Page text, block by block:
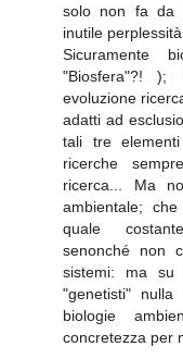
solo non fa da
inutile perplessità.
Sicuramente
"Biosfera"?! );
evoluzione
adatti ad
tali tre
ricerche
ricerca... Ma
ambientale;
quale
senonché non
sistemi: ma su
"genetisti"
biologie
concretezza per